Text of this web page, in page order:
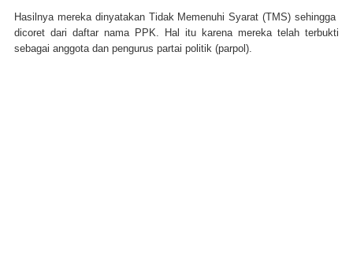
Hasilnya mereka dinyatakan Tidak Memenuhi Syarat (TMS) sehingga
dicoret dari daftar nama PPK. Hal itu karena mereka telah terbukti
sebagai anggota dan pengurus partai politik (parpol).